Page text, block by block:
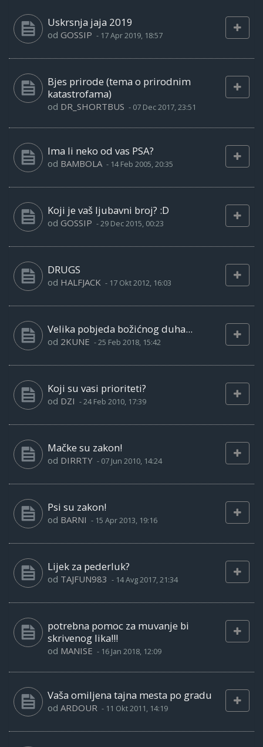
Uskrsnja jaja 2019
od GOSSIP - 17 Apr 2019, 18:57
Bjes prirode (tema o prirodnim
katastrofama)
od DR_SHORTBUS - 07 Dec 2017, 23:51
Ima li neko od vas PSA?
od BAMBOLA - 14 Feb 2005, 20:35
Koji je vaš ljubavni broj? :D
od GOSSIP -29 Dec 2015, 00:23
DRUGS
od HALFJACK - 17 Okt 2012, 16:03
Velika pobjeda božićnog duha...
od 2KUNE -25 Feb 2018, 15:42
Koji su vasi prioriteti?
od DZI -24 Feb 2010, 17:39
Mačke su zakon!
od DIRRTY - 07 Jun 2010, 14:24
Psi su zakon!
od BARNI - 15 Apr 2013, 19:16
Lijek za pederluk?
od TAJFUN983 - 14 Avg 2017, 21:34
potrebna pomoc za muvanje bi
skrivenog lika!!!
od MANISE - 16 Jan 2018, 12:09
Vaša omiljena tajna mesta po gradu
od ARDOUR - 11 Okt 2011, 14:19